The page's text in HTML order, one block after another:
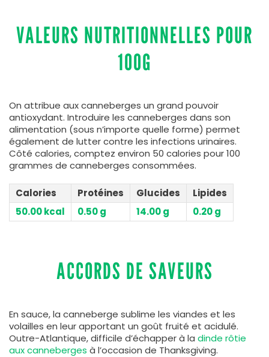
VALEURS NUTRITIONNELLES POUR
100G
On attribue aux canneberges un grand pouvoir
antioxydant. Introduire les canneberges dans son
alimentation (sous n’importe quelle forme) permet
également de lutter contre les infections urinaires.
Côté calories, comptez environ 50 calories pour 100
grammes de canneberges consommées.
Calories Protéines Glucides
Lipides
50.00 kcal
0.50 g 14.00 g 0.20 g
ACCORDS DE SAVEURS
En sauce, la canneberge sublime les viandes et les
volailles en leur apportant un goût fruité et acidulé.
Outre-Atlantique, difficile d’échapper à la dinde rôtie
aux canneberges à l’occasion de Thanksgiving.